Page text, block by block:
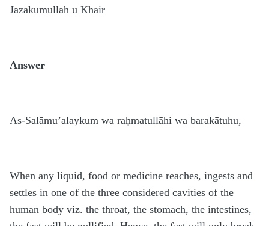
Jazakumullah u Khair
Answer
As-Salāmu’alaykum wa raḥmatullāhi wa barakātuhu,
When any liquid, food or medicine reaches, ingests and
settles in one of the three considered cavities of the
human body viz. the throat, the stomach, the intestines,